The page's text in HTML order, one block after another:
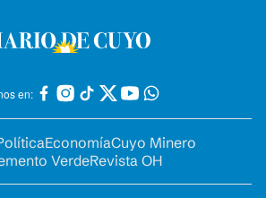
en:
EconomíaCuyo Minero
VerdeRevista OH